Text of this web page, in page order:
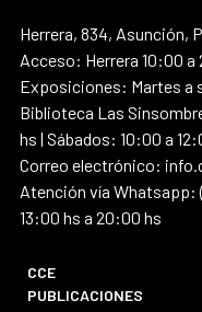
Herrera, 834, Asunción,
Acceso: Herrera 10:00 a
Exposiciones: Martes a
Biblioteca Las
hs | Sábados: 10:00 a
Correo electrónico:
Atención vía Whatsapp:
13:00 hs a 20:00 hs
CCE
PUBLICACIONES